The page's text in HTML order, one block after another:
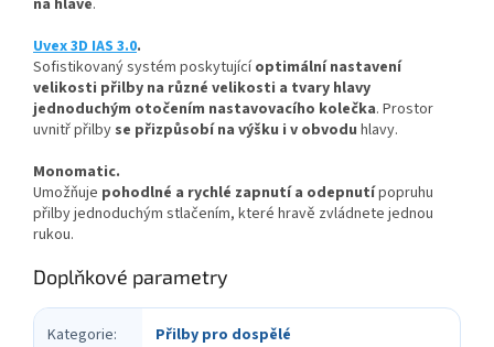
Uvex 3D IAS 3.0.
Sofistikovaný systém poskytujícíoptimální nastavení
velikosti přilby na různé velikosti a tvary hlavy
jednoduchým otočením nastavovacího kolečka. Prostor
uvnitř přilby se přizpůsobí na výšku i v obvodu hlavy.
Monomatic.
Umožňuje pohodlné a rychlé zapnutí a odepnutípopruhu
přilby jednoduchým stlačením, které hravě zvládnete jednou
rukou.
Doplňkové parametry
Kategorie:
Přilby pro dospělé